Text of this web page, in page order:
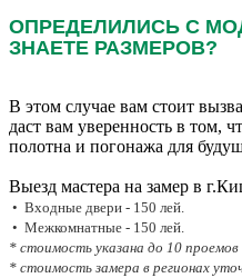
ОПРЕДЕЛИЛИСЬ С
ЗНАЕТЕ РАЗМЕРОВ?
В этом случае вам стоит
даст вам уверенность в том,
полотна и погонажа для
Выезд мастера на замер в
• Входные двери - 150 лей.
• Межкомнатные - 150 лей.
* стоимость указана до 10 проемов
* стоимость замера в регионах